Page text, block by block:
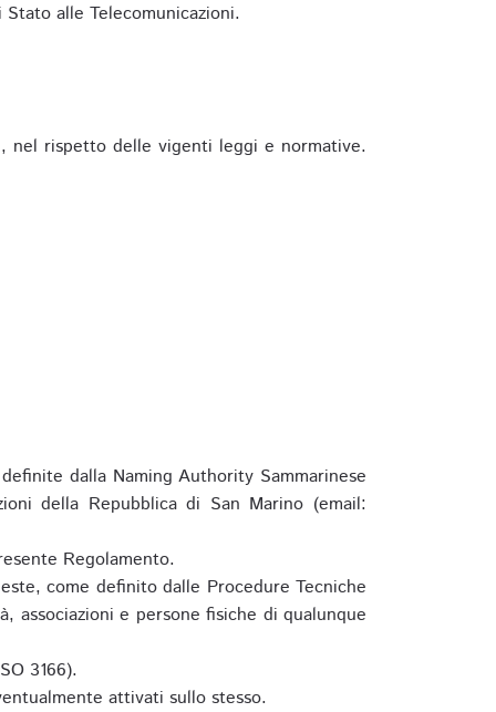
alle Telecomunicazioni.
nel rispetto delle vigenti leggi e normative.
dalla Naming Authority Sammarinese
della Repubblica di San Marino (email:
Regolamento.
come definito dalle Procedure Tecniche
associazioni e persone fisiche di qualunque
3166).
attivati sullo stesso.